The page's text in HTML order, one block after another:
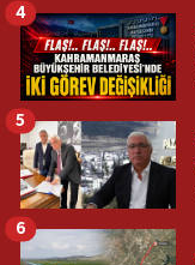
4
5
6